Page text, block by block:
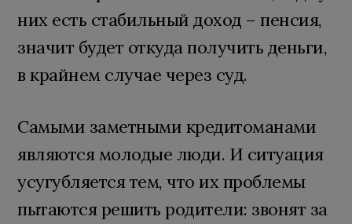
них есть стабильный доход – пенсия,
значит будет откуда получить деньги,
в крайнем случае через суд.
Самыми заметными кредитоманами
являются молодые люди. И ситуация
усугубляется тем, что их проблемы
пытаются решить родители: звонят за